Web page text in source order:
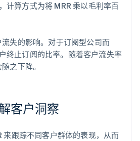
计算方式为将 MRR 乘以毛利率百
失的影响。对于订阅型公司而
终止订阅的比率。随着客户流失率
之下降。
客户洞察
来跟踪不同客户群体的表现，从而